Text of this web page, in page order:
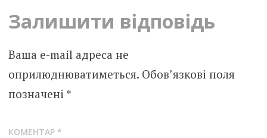
Залишити відповідь
Ваша e-mail адреса не
оприлюднюватиметься. Обов’язкові поля
позначені *
КОМЕНТАР *